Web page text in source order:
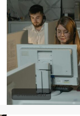
3 min read